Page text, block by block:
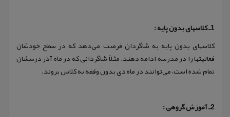
1ـ کلاسهای بدون پایه :
کلاسهای بدون پایه به شاگردان فرصت می‌دهد که در سطح خودشان
فعالیتها را در مدرسه ادامه دهند. مثلاً شاگردانی که در ماه آذر درسشان
تمام شده است، می‌توانند در ماه دی بدون وقفه به کلاس بروند.
2ـ آموزش گروهی :